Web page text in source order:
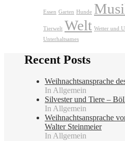
Essen Garten Hunde
Tierwelt Welt Wetter und
Unterhaltsames
Recent Posts
Weihnachtsansprache
In Allgemein
Silvester und Tiere –
In Allgemein
Weihnachtsansprache
Walter Steinmeier
In Allgemein